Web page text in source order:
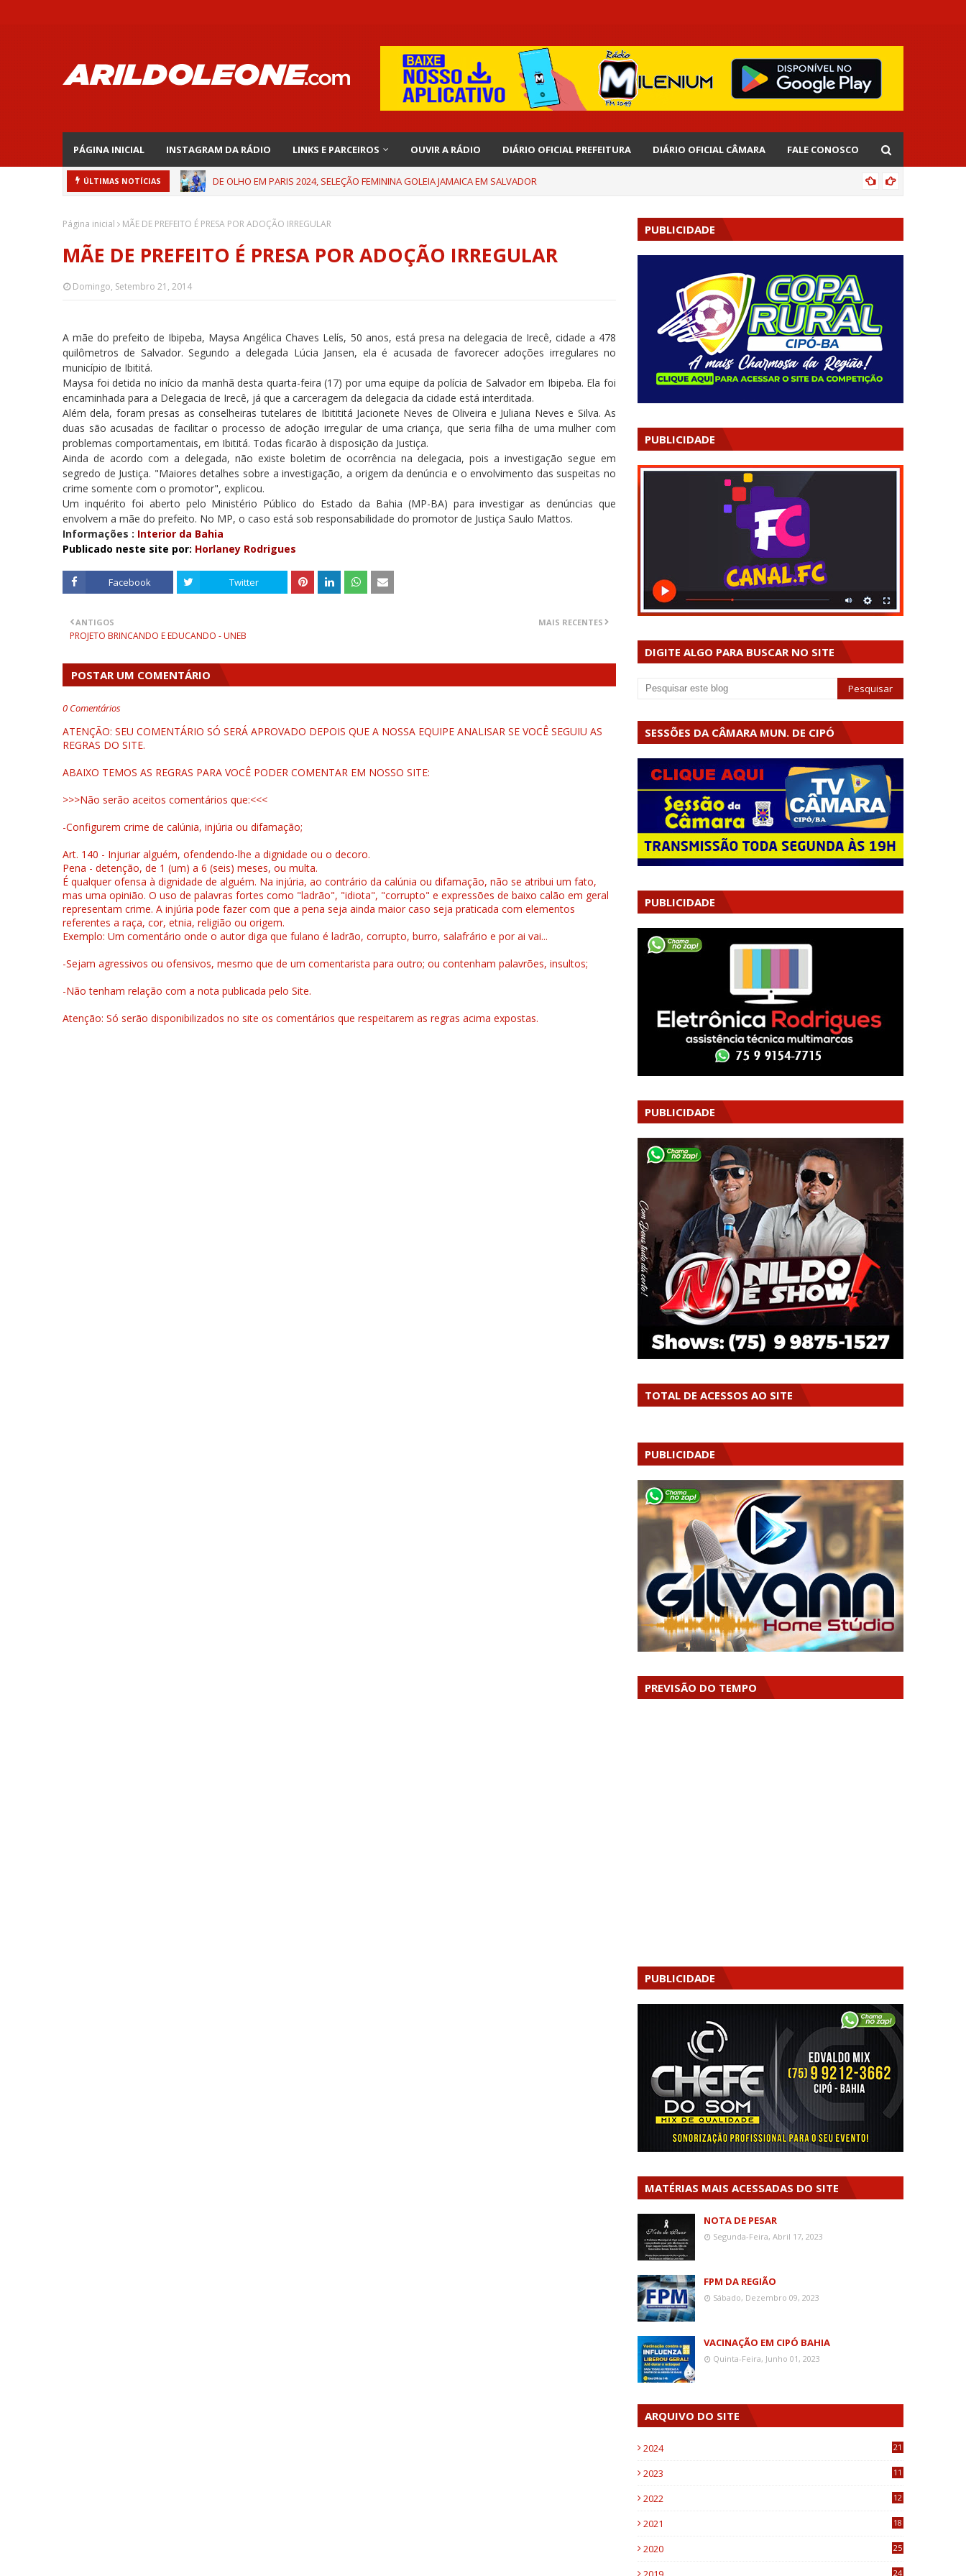
PÁGINA INICIAL INSTAGRAM DA RÁDIO LINKS E PARCEIROS OUVIR A RÁDIO DIÁRIO OFICIAL PREFEITURA DIÁRIO OFICIAL CÂMARA FALE CONOSCO
ÚLTIMAS NOTÍCIAS DE OLHO EM PARIS 2024, SELEÇÃO FEMININA GOLEIA JAMAICA EM SALVADOR
Página inicial MÃE DE PREFEITO É PRESA POR ADOÇÃO IRREGULAR
MÃE DE PREFEITO É PRESA POR ADOÇÃO IRREGULAR
Domingo, Setembro 21, 2014
A mãe do prefeito de Ibipeba, Maysa Angélica Chaves Lelís, 50 anos, está presa na delegacia de Irecê, cidade a 478
quilômetros de Salvador. Segundo a delegada Lúcia Jansen, ela é acusada de favorecer adoções irregulares no
município de Ibititá.
Maysa foi detida no início da manhã desta quarta-feira (17) por uma equipe da polícia de Salvador em Ibipeba. Ela foi
encaminhada para a Delegacia de Irecê, já que a carceragem da delegacia da cidade está interditada.
Além dela, foram presas as conselheiras tutelares de Ibitititá Jacionete Neves de Oliveira e Juliana Neves e Silva. As
duas são acusadas de facilitar o processo de adoção irregular de uma criança, que seria filha de uma mulher com
problemas comportamentais, em Ibititá. Todas ficarão à disposição da Justiça.
Ainda de acordo com a delegada, não existe boletim de ocorrência na delegacia, pois a investigação segue em
segredo de Justiça. "Maiores detalhes sobre a investigação, a origem da denúncia e o envolvimento das suspeitas no
crime somente com o promotor", explicou.
Um inquérito foi aberto pelo Ministério Público do Estado da Bahia (MP-BA) para investigar as denúncias que
envolvem a mãe do prefeito. No MP, o caso está sob responsabilidade do promotor de Justiça Saulo Mattos.
Informações : Interior da Bahia
Publicado neste site por: Horlaney Rodrigues
Facebook Twitter
MAIS RECENTES
ANTIGOS
PROJETO BRINCANDO E EDUCANDO - UNEB
POSTAR UM COMENTÁRIO
0 Comentários
ATENÇÃO: SEU COMENTÁRIO SÓ SERÁ APROVADO DEPOIS QUE A NOSSA EQUIPE ANALISAR SE VOCÊ SEGUIU AS
REGRAS DO SITE.
ABAIXO TEMOS AS REGRAS PARA VOCÊ PODER COMENTAR EM NOSSO SITE:
>>>Não serão aceitos comentários que:<<<
-Configurem crime de calúnia, injúria ou difamação;
Art. 140 - Injuriar alguém, ofendendo-lhe a dignidade ou o decoro.
Pena - detenção, de 1 (um) a 6 (seis) meses, ou multa.
É qualquer ofensa à dignidade de alguém. Na injúria, ao contrário da calúnia ou difamação, não se atribui um fato,
mas uma opinião. O uso de palavras fortes como "ladrão", "idiota", "corrupto" e expressões de baixo calão em geral
representam crime. A injúria pode fazer com que a pena seja ainda maior caso seja praticada com elementos
referentes a raça, cor, etnia, religião ou origem.
Exemplo: Um comentário onde o autor diga que fulano é ladrão, corrupto, burro, salafrário e por ai vai...
-Sejam agressivos ou ofensivos, mesmo que de um comentarista para outro; ou contenham palavrões, insultos;
-Não tenham relação com a nota publicada pelo Site.
Atenção: Só serão disponibilizados no site os comentários que respeitarem as regras acima expostas.
PUBLICIDADE
PUBLICIDADE
DIGITE ALGO PARA BUSCAR NO SITE
SESSÕES DA CÂMARA MUN. DE CIPÓ
PUBLICIDADE
PUBLICIDADE
TOTAL DE ACESSOS AO SITE
PUBLICIDADE
PREVISÃO DO TEMPO
PUBLICIDADE
MATÉRIAS MAIS ACESSADAS DO SITE
NOTA DE PESAR
Segunda-Feira, Abril 17, 2023
FPM DA REGIÃO
Sábado, Dezembro 09, 2023
VACINAÇÃO EM CIPÓ BAHIA
Quinta-Feira, Junho 01, 2023
ARQUIVO DO SITE
2024 21
2023
11
2022
12
2021
18
2020
25
24